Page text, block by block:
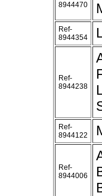
8944470
Ref-
8944354
Ref-
8944238
Ref-
8944122
Ref-
8944006